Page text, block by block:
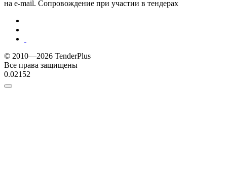
на e-mail. Сопровождение при участии в тендерах
© 2010—2026 TenderPlus
Все права защищены
0.02152